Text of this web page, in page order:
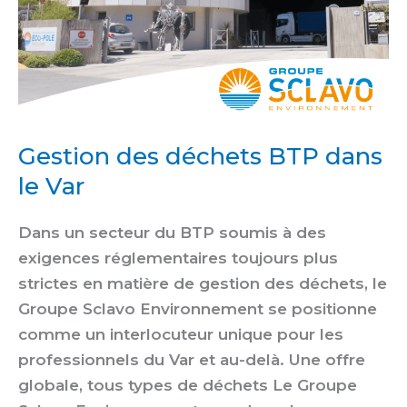
Gestion des déchets BTP dans
le Var
Dans un secteur du BTP soumis à des
exigences réglementaires toujours plus
strictes en matière de gestion des déchets, le
Groupe Sclavo Environnement se positionne
comme un interlocuteur unique pour les
professionnels du Var et au-delà. Une offre
globale, tous types de déchets Le Groupe